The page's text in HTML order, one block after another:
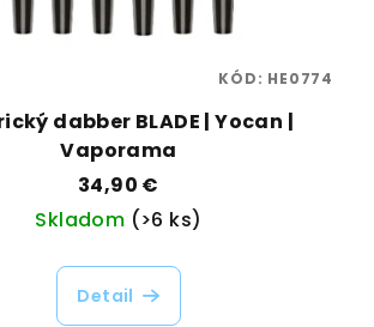
dabber BLADE | Yocan |
Vaporama
34,90 €
Skladom (>6 ks)
Detail
KÓD: HE0774